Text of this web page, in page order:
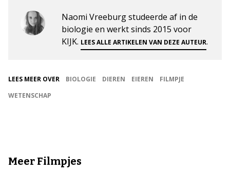
Naomi Vreeburg studeerde af in de
biologie en werkt sinds 2015 voor
KIJK. LEES ALLE ARTIKELEN VAN DEZE AUTEUR.
LEES MEER OVER BIOLOGIE DIEREN EIEREN
FILMPJE
WETENSCHAP
Meer Filmpjes